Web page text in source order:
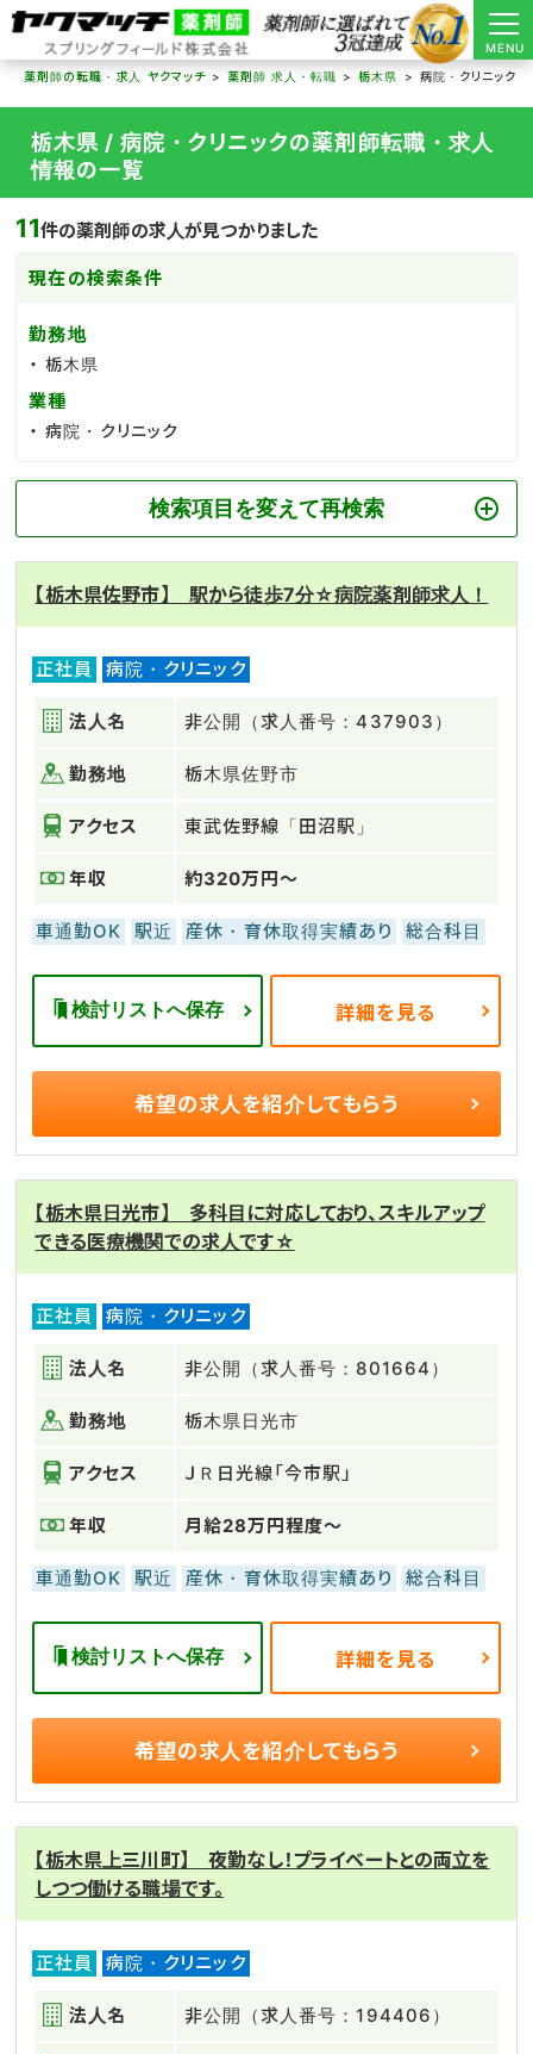
MENU
薬剤師の転職・求人 ヤクマッチ
薬剤師 求人・転職 栃木県 病院・クリニック
栃木県 / 病院・クリニックの薬剤師転職・求人
情報の一覧
11件の薬剤師の求人が見つかりました
現在の検索条件
勤務地
栃木県
業種
病院・クリニック
検索項目を変えて再検索
【栃木県佐野市】 駅から徒歩7分☆病院薬剤師求人！
正社員 病院・クリニック
法人名 非公開（求人番号：437903）
勤務地 栃木県佐野市
アクセス 東武佐野線「田沼駅」
年収 約320万円～
車通勤OK 駅近 産休・育休取得実績あり 総合科目
検討リストへ保存 詳細を見る
希望の求人を紹介してもらう
【栃木県日光市】 多科目に対応しており、スキルアップ
できる医療機関での求人です☆
正社員 病院・クリニック
法人名 非公開（求人番号：801664）
勤務地 栃木県日光市
アクセス ＪＲ日光線「今市駅」
年収 月給28万円程度～
車通勤OK 駅近 産休・育休取得実績あり 総合科目
検討リストへ保存 詳細を見る
希望の求人を紹介してもらう
【栃木県上三川町】 夜勤なし！プライベートとの両立を
しつつ働ける職場です。
正社員 病院・クリニック
法人名 非公開（求人番号：194406）